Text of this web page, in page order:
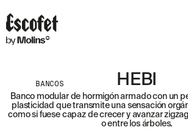
BANCOS HEBI
Banco modular de hormigón armado con un
plasticidad que transmite una sensación
como si fuese capaz de crecer y avanzar
o entre los árboles.